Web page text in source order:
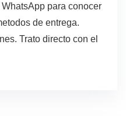
para conocer
de entrega.
Trato directo con el